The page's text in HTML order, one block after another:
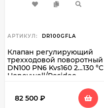
АРТИКУЛ: DR100GFLA
Клапан регулирующий
трехходовой поворотный
DN100 PN6 Kvs160 2…130 °C
Honeywell/Resideo
82 500 ₽